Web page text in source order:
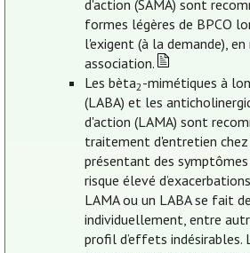
d'action (SAMA) sont
formes légères de BPCO
l'exigent (à la demande),
association.
Les bèta2-mimétiques à
(LABA) et les
d'action (LAMA) sont
traitement d'entretien
présentant des
risque élevé
LAMA ou un LABA se fait
individuellement, entre
profil d’effets indésirables.